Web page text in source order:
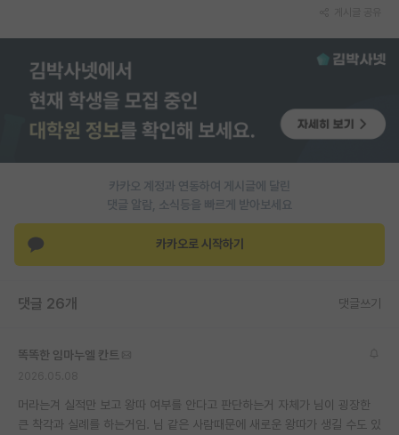
인문사회 계열 게시판
특수/전문대학원 게시판
반도체/AI 게시판
장학금/장학생 게시판
홍보 게시판
커리어
반도체 아카데미
카카오 계정과 연동하여 게시글에 달린
댓글 알람, 소식등을 빠르게 받아보세요
카카오로 시작하기
댓글 26개 댓글쓰기
똑똑한 임마누엘 칸트
머라는겨 실적만 보고 왕따 여부를 안다고 판단하는거 자체가 님이 굉장한
큰 착각과 실례를 하는거임. 님 같은 사람때문에 새로운 왕따가 생길 수도 있